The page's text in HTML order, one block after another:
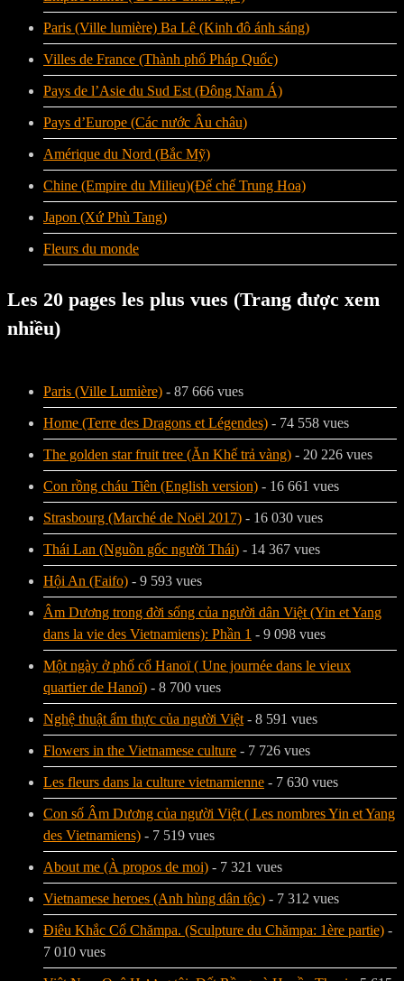
Paris (Ville lumière) Ba Lê (Kinh đô ánh sáng)
Villes de France (Thành phố Pháp Quốc)
Pays de l’Asie du Sud Est (Đông Nam Á)
Pays d’Europe (Các nước Âu châu)
Amérique du Nord (Bắc Mỹ)
Chine (Empire du Milieu)(Đế chế Trung Hoa)
Japon (Xứ Phù Tang)
Fleurs du monde
Les 20 pages les plus vues (Trang được xem
nhiều)
Paris (Ville Lumière) - 87 666 vues
Home (Terre des Dragons et Légendes) - 74 558 vues
The golden star fruit tree (Ăn Khế trả vàng) - 20 226 vues
Con rồng cháu Tiên (English version) - 16 661 vues
Strasbourg (Marché de Noël 2017) - 16 030 vues
Thái Lan (Nguồn gốc người Thái) - 14 367 vues
Hội An (Faifo) - 9 593 vues
Âm Dương trong đời sống của người dân Việt (Yin et Yang
dans la vie des Vietnamiens): Phần 1 - 9 098 vues
Một ngày ở phố cổ Hanoï ( Une journée dans le vieux
quartier de Hanoï) - 8 700 vues
Nghệ thuật ẩm thực của người Việt - 8 591 vues
Flowers in the Vietnamese culture - 7 726 vues
Les fleurs dans la culture vietnamienne - 7 630 vues
Con số Âm Dương của người Việt ( Les nombres Yin et Yang
des Vietnamiens) - 7 519 vues
About me (À propos de moi) - 7 321 vues
Vietnamese heroes (Anh hùng dân tộc) - 7 312 vues
Điêu Khắc Cổ Chămpa. (Sculpture du Chămpa: 1ère partie) -
7 010 vues